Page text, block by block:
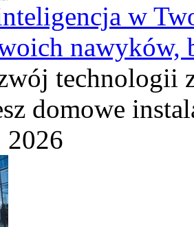
w
nawyków,
technologii
domowe
2026